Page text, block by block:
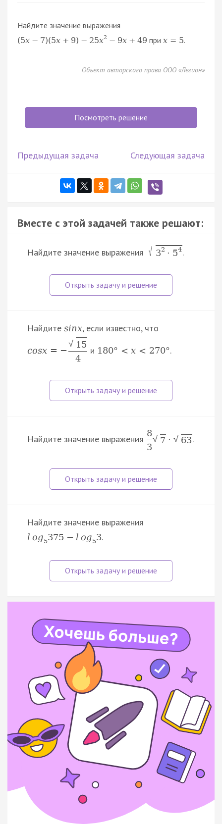
Найдите значение выражения
(5x − 7)(5x + 9) − 25x2 − 9x + 49 при x = 5.
Объект авторского права ООО «Легион»
Посмотреть решение
Предыдущая задача Следующая задача
Вместе с этой задачей также решают:
Найдите значение выражения √ 32 · 54.
Найдите sinx, если известно, что
cosx = −
√ 15
4
и 180° < x < 270°.
Найдите значение выражения
8
3
√ 7 · √ 63.
Найдите значение выражения
l og5375 − l og53.